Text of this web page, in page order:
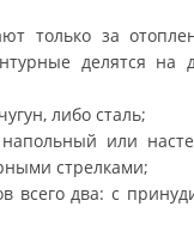
только за
делятся на
либо сталь;
или
стрелками;
всего два: с